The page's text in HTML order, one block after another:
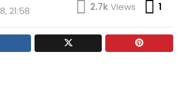
21:58
2.7kViews 1